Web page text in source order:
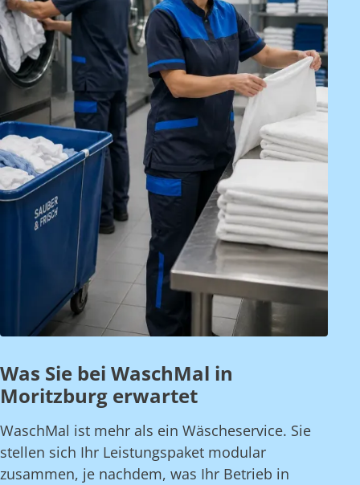
Was Sie bei WaschMal in
Moritzburg erwartet
WaschMal ist mehr als ein Wäscheservice. Sie
stellen sich Ihr Leistungspaket modular
zusammen, je nachdem, was Ihr Betrieb in